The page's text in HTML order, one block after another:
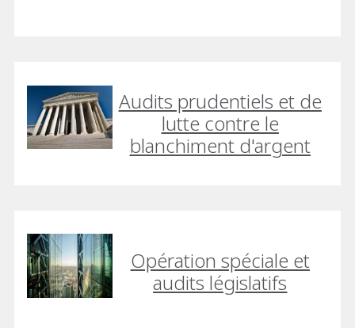
Audits prudentiels et de
lutte contre le
blanchiment d'argent
Opération spéciale et
audits législatifs